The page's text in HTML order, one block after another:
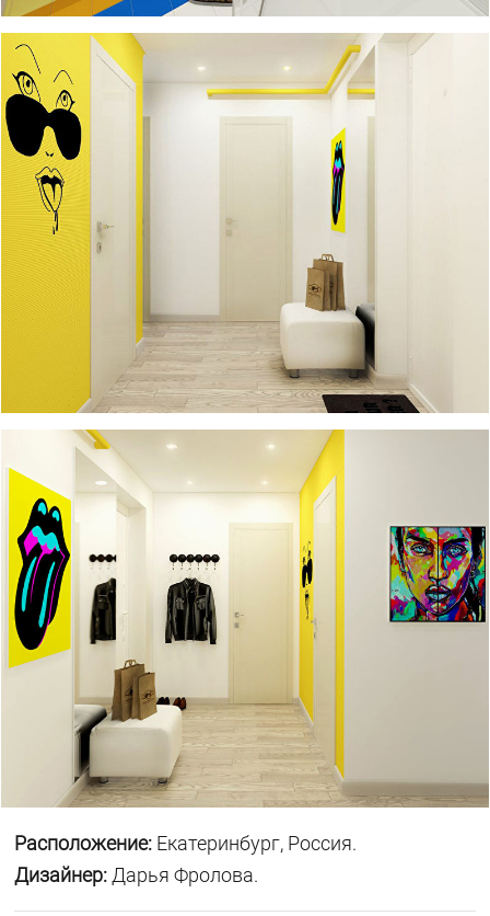
Расположение: Екатеринбург, Россия.
Дизайнер: Дарья Фролова.